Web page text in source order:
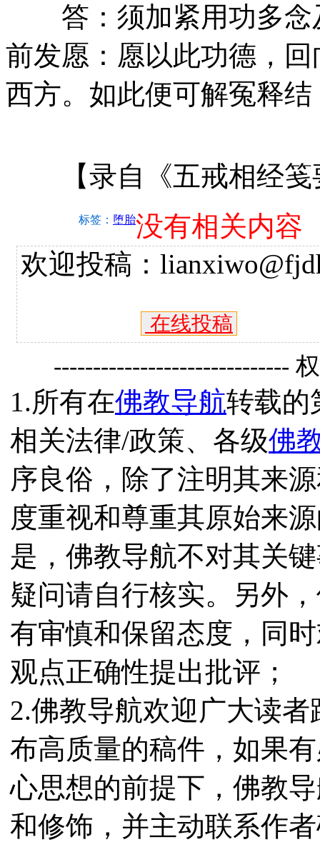
答：须加紧用功多念
前发愿：愿以此功德，
西方。如此便可解冤释
【录自《五戒相经笺
标签： 堕胎没有相关内容
欢迎投稿：
在线投稿
------------------------------
1.所有在佛教导航转载的
相关法律/政策、各级佛
序良俗，除了注明其来
度重视和尊重其原始来
是，佛教导航不对其关
疑问请自行核实。另外
有审慎和保留态度，同
观点正确性提出批评；
2.佛教导航欢迎广大读
布高质量的稿件，如果
心思想的前提下，佛教
和修饰，并主动联系作